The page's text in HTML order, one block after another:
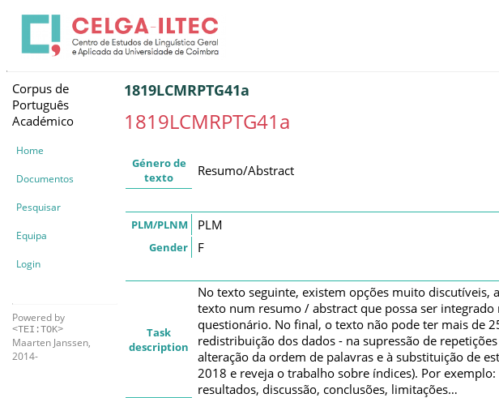
Corpus de
Português
Académico
Home
Documentos
Pesquisar
Equipa
Login
Powered by
<TEI:TOK>
Maarten Janssen,
2014-
1819LCMRPTG41a
1819LCMRPTG41a
Género de
texto
Resumo/Abstract
PLM/PLNM
PLM
Gender F
Task
description
No texto seguinte, existem opções muito discutíveis,
texto num resumo / abstract que possa ser
questionário. No final, o texto não pode ter mais de
redistribuição dos dados - na supressão de
alteração da ordem de palavras e à substituição de
2018 e reveja o trabalho sobre índices). Por
resultados, discussão, conclusões, limitações…